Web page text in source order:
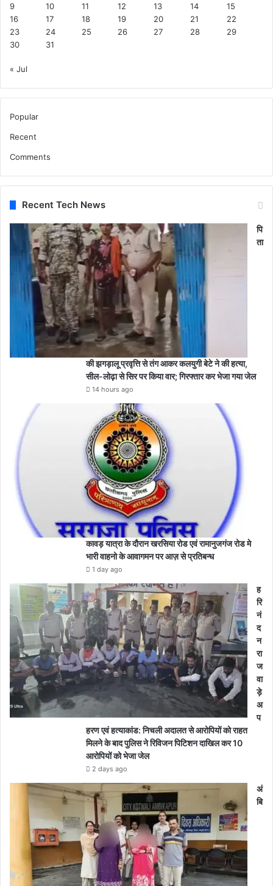
9
10 11 12 13 14
15
16
17 18 19 20 21
22
23
24 25 26 27 28
29
30
31
« Jul
Popular
Recent
Comments
Recent Tech News
पि
ता
की झगड़ालू प्रवृत्ति से तंग आकर कलयुगी बेटे ने की हत्या,
सील-लोढ़ा से सिर पर किया वार; गिरफ्तार कर भेजा गया जेल
14 hours ago
कावड़ यात्रा के दौरान खरसिया रोड एवं रामानुजगंज रोड मे
भारी वाहनो के आवागमन पर आज़ से प्रतिबन्ध
1 day ago
ह
रि
नं
द
न
रा
ज
वा
ड़े
अ
प
हरण एवं हत्याकांड: निचली अदालत से आरोपियों को राहत
मिलने के बाद पुलिस ने रिविजन पिटिशन दाखिल कर 10
आरोपियों को भेजा जेल
2 days ago
अं
बि